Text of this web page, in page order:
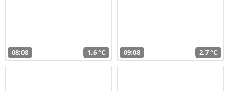
08:08 1,6 °C 09:08 2,7 °C